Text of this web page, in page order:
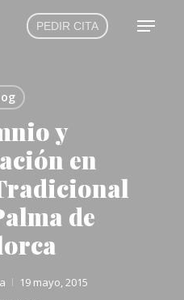
PEDIR CITA Menu
y
en
de
19 mayo, 2015